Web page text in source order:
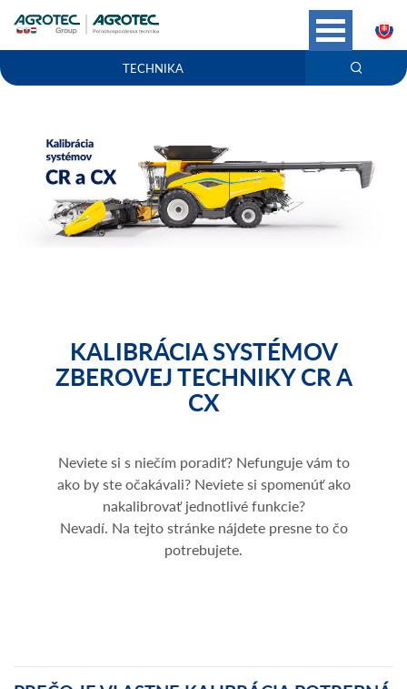
TECHNIKA
KALIBRÁCIA SYSTÉMOV
ZBEROVEJ TECHNIKY CR A
CX
Neviete si s niečím poradiť? Nefunguje vám to
ako by ste očakávali? Neviete si spomenúť ako
nakalibrovať jednotlivé funkcie?
Nevadí. Na tejto stránke nájdete presne to čo
potrebujete.